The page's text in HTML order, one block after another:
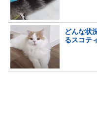
どんな状
るスコテ